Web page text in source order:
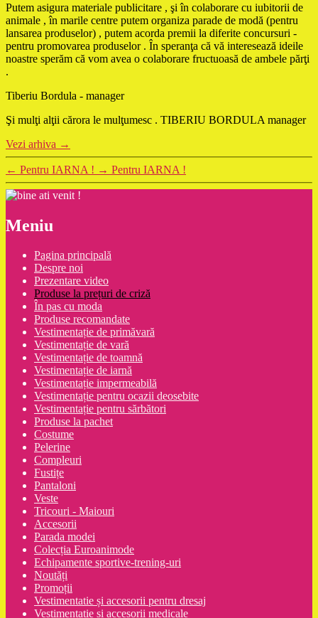
Putem asigura materiale publicitare , şi în colaborare cu iubitorii de
animale , în marile centre putem organiza parade de modă (pentru
lansarea produselor) , putem acorda premii la diferite concursuri -
pentru promovarea produselor . În speranţa că vă interesează ideile
noastre sperăm că vom avea o colaborare fructuoasă de ambele părţi
.
Tiberiu Bordula - manager
Şi mulţi alţii cărora le mulţumesc . TIBERIU BORDULA manager
Vezi arhiva →
← Pentru IARNA ! → Pentru IARNA !
Meniu
Pagina principală
Despre noi
Prezentare video
Produse la prețuri de criză
În pas cu moda
Produse recomandate
Vestimentație de primăvară
Vestimentație de vară
Vestimentație de toamnă
Vestimentație de iarnă
Vestimentație impermeabilă
Vestimentație pentru ocazii deosebite
Vestimentație pentru sărbători
Produse la pachet
Costume
Pelerine
Compleuri
Fustițe
Pantaloni
Veste
Tricouri - Maiouri
Accesorii
Parada modei
Colecția Euroanimode
Echipamente sportive-trening-uri
Noutăți
Promoții
Vestimentatie și accesorii pentru dresaj
Vestimentație și accesorii medicale